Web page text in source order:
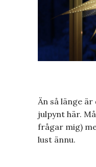
Än så länge
julpynt här.
frågar mig)
lust ännu.